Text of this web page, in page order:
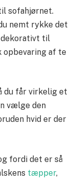
sofahjørnet.
nemt rykke det
dekorativt til
opbevaring af te
du får virkelig et
vælge den
hvid er der
fordi det er så
tæpper,